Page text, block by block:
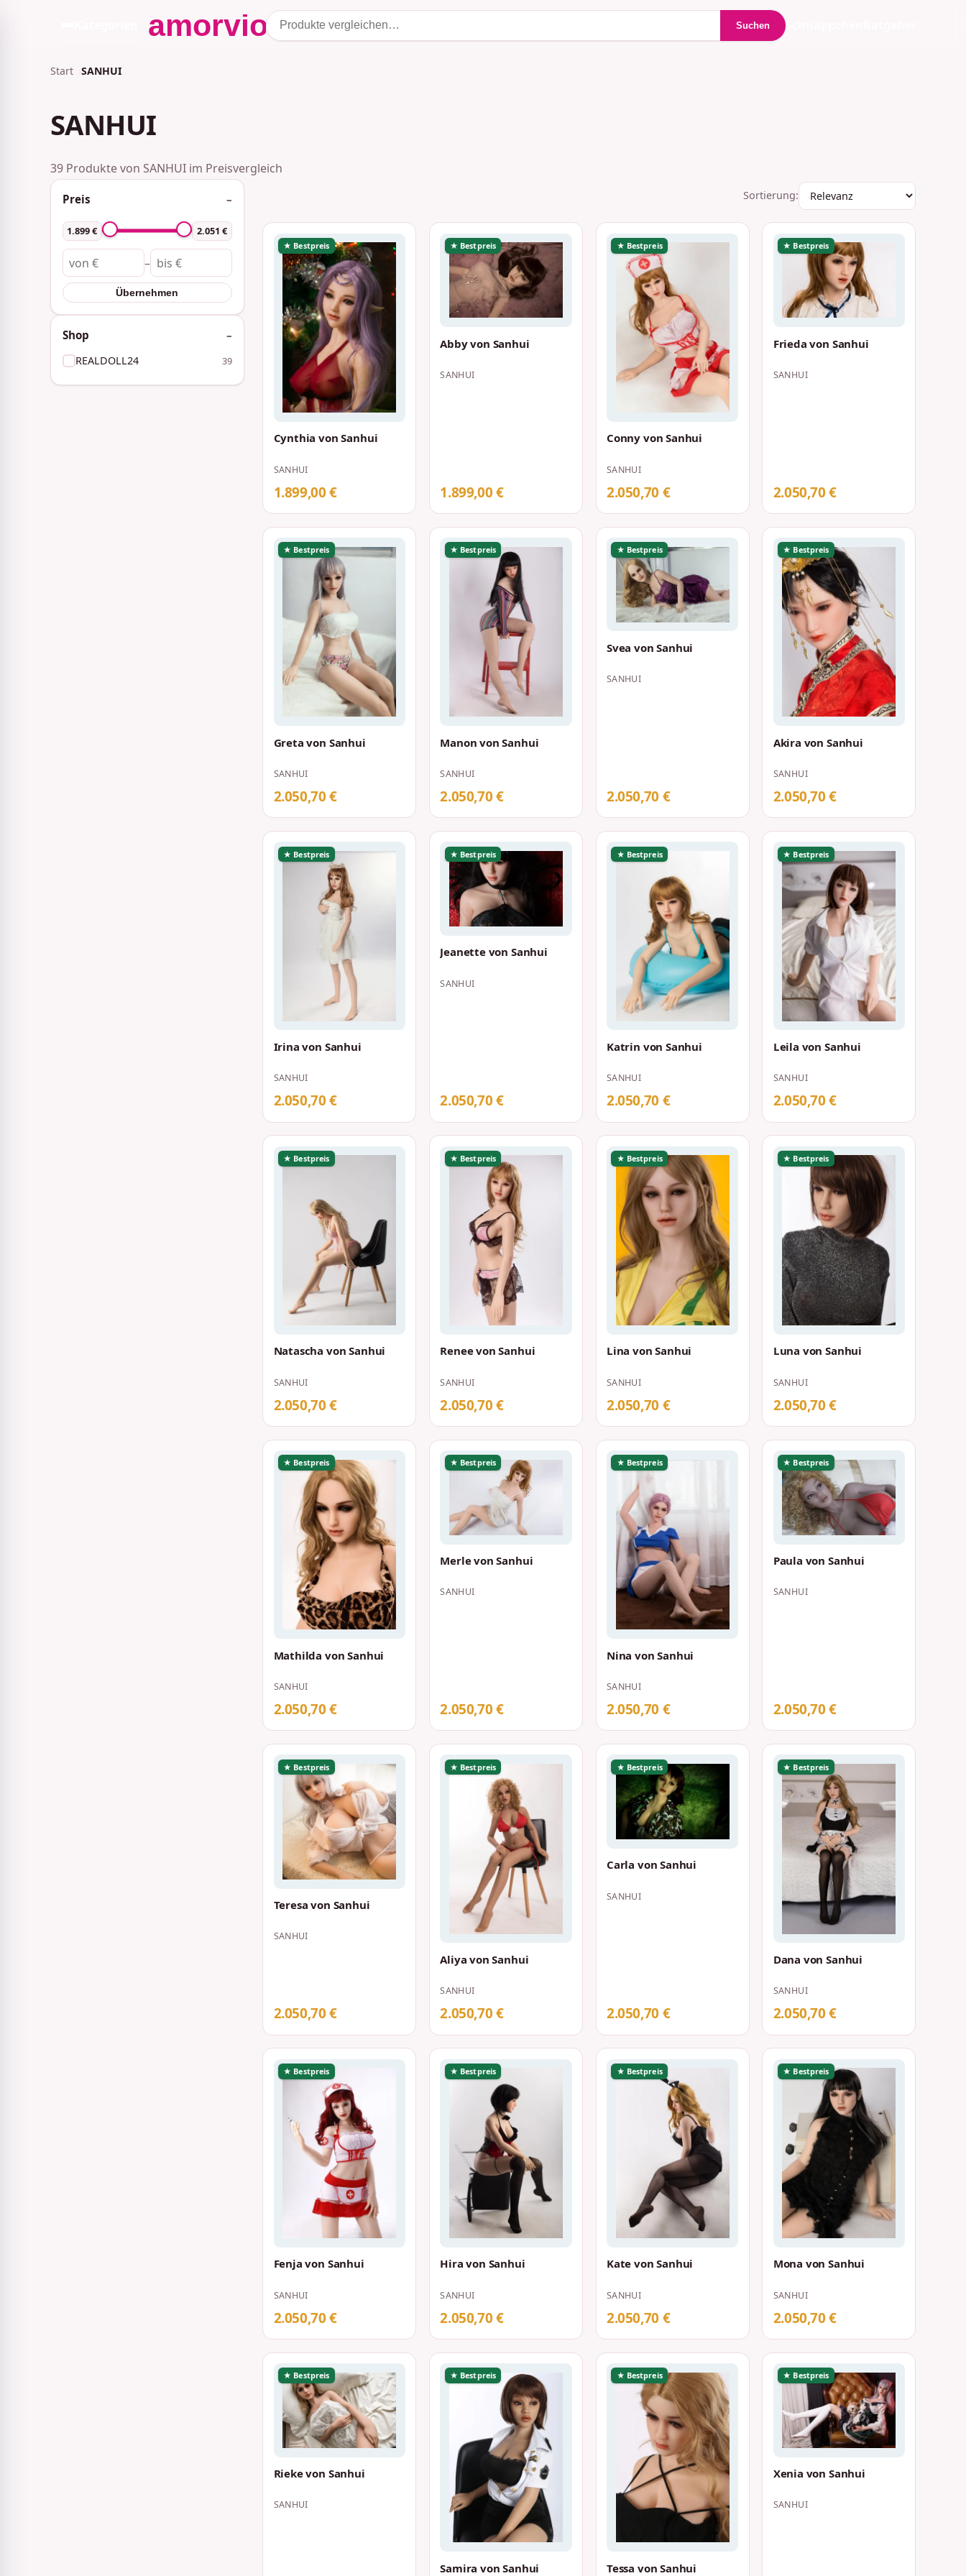
Suchen
Start SANHUI
SANHUI
39 Produkte von SANHUI im Preisvergleich
Preis
1.899 € 2.051 €
–
Übernehmen
Shop
REALDOLL24 39
Sortierung:
★ Bestpreis
Cynthia von Sanhui
SANHUI
1.899,00 €
★ Bestpreis
Abby von Sanhui
SANHUI
1.899,00 €
★ Bestpreis
Conny von Sanhui
SANHUI
2.050,70 €
★ Bestpreis
Frieda von Sanhui
SANHUI
2.050,70 €
★ Bestpreis
Greta von Sanhui
SANHUI
2.050,70 €
★ Bestpreis
Manon von Sanhui
SANHUI
2.050,70 €
★ Bestpreis
Svea von Sanhui
SANHUI
2.050,70 €
★ Bestpreis
Akira von Sanhui
SANHUI
2.050,70 €
★ Bestpreis
Irina von Sanhui
SANHUI
2.050,70 €
★ Bestpreis
Jeanette von Sanhui
SANHUI
2.050,70 €
★ Bestpreis
Katrin von Sanhui
SANHUI
2.050,70 €
★ Bestpreis
Leila von Sanhui
SANHUI
2.050,70 €
★ Bestpreis
Natascha von Sanhui
SANHUI
2.050,70 €
★ Bestpreis
Renee von Sanhui
SANHUI
2.050,70 €
★ Bestpreis
Lina von Sanhui
SANHUI
2.050,70 €
★ Bestpreis
Luna von Sanhui
SANHUI
2.050,70 €
★ Bestpreis
Mathilda von Sanhui
SANHUI
2.050,70 €
★ Bestpreis
Merle von Sanhui
SANHUI
2.050,70 €
★ Bestpreis
Nina von Sanhui
SANHUI
2.050,70 €
★ Bestpreis
Paula von Sanhui
SANHUI
2.050,70 €
★ Bestpreis
Teresa von Sanhui
SANHUI
2.050,70 €
★ Bestpreis
Aliya von Sanhui
SANHUI
2.050,70 €
★ Bestpreis
Carla von Sanhui
SANHUI
2.050,70 €
★ Bestpreis
Dana von Sanhui
SANHUI
2.050,70 €
★ Bestpreis
Fenja von Sanhui
SANHUI
2.050,70 €
★ Bestpreis
Hira von Sanhui
SANHUI
2.050,70 €
★ Bestpreis
Kate von Sanhui
SANHUI
2.050,70 €
★ Bestpreis
Mona von Sanhui
SANHUI
2.050,70 €
★ Bestpreis
Rieke von Sanhui
SANHUI
★ Bestpreis
Samira von Sanhui
★ Bestpreis
Tessa von Sanhui
★ Bestpreis
Xenia von Sanhui
SANHUI